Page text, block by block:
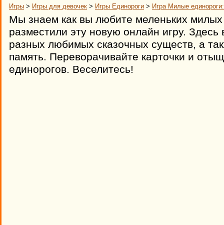
Игры > Игры для девочек > Игры Единороги > Игра Милые
Мы знаем как вы любите меленьких милых
разместили эту новую онлайн игру.
разных любимых сказочных существ, а
память. Переворачивайте карточки и
единорогов. Веселитесь!